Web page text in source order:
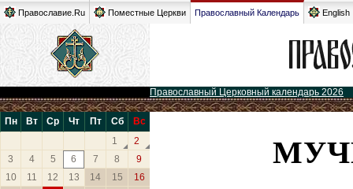
Православие.Ru Поместные Церкви Православный Календарь English
Православный Церковный календарь 2026
Пн Вт Ср Чт Пт Сб
Вс
1
2
3
4 5 6 7 8
9
10
11 12 13 14 15
16